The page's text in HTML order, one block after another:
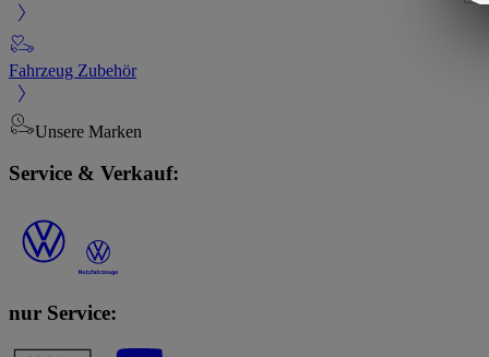
Fahrzeug Zubehör
Unsere Marken
Service & Verkauf:
nur Service: